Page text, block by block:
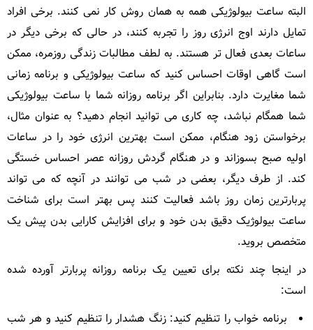
البته ساعت بیولوژیکی همه به همان روش کار نمی کنند. برخی افراد
تمایل دارند اوج انرژی روز را تجربه کنند، در حالی که برخی دیگر در
ساعات بعدی فعال تر هستند. به لطف مطالبات زندگی روزمره، ممکن
است گاهی اوقات احساس کنید که ساعت بیولوژیکی و برنامه زمانی
شما مغایرت دارد. بنابراین اگر برنامه روزانه شما با ساعت بیولوژیکی
شما همگام نباشد، چه کاری می توانید انجام دهید؟ به عنوان مثال،
برخواستن زود هنگام، ممکن است بهترین انرژی خود را در ساعات
اولیه صبح بسوزاند و در هنگام گردش روزانه عصر احساس خستگی
کند. از طرف دیگر، بعضی در شب می توانند در آنچه که می تواند
پربارترین زمان روز باشد فعالیت کنند پس بهتر است برای شناخت
ساعت بیولوژیک دقیق بدن خود و برای افزایش کارایی بدن پیش یک
متخصص بروید.
در اینجا چند نکته برای تعیین یک برنامه روزانه پربارتر آورده شده
است:
برنامه خواب را تنظیم کنید: زنگ هشدار را تنظیم کنید و هر شب